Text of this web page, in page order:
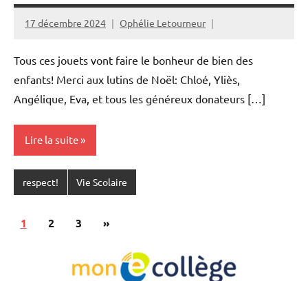
17 décembre 2024 Ophélie Letourneur
Tous ces jouets vont faire le bonheur de bien des
enfants! Merci aux lutins de Noël: Chloé, Yliès,
Angélique, Eva, et tous les généreux donateurs […]
Lire la suite
respect! Vie Scolaire
Pagination
publications
1 2 3
Articles
»